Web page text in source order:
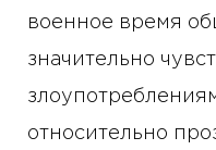
военное время
значительно
относительно